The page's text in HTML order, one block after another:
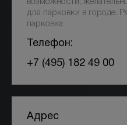
Вопрос-ответ
возможности,
для парковки в городе.
парковка
Телефон:
+7 (495) 182 49 00
Адрес